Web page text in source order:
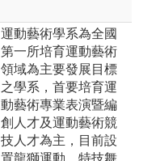
運動藝術學系為全國
第一所培育運動藝術
領域為主要發展目標
之學系，首要培育運
動藝術專業表演暨編
創人才及運動藝術競
技人才為主，目前設
置龍獅運動、特技舞